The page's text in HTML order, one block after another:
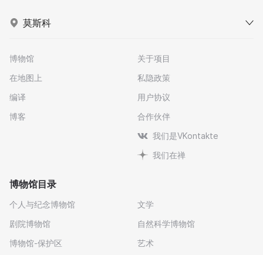
莫斯科
博物馆
在地图上
编译
博客
关于项目
私隐政策
用户协议
合作伙伴
我们是VKontakte
我们在禅
博物馆目录
个人与纪念博物馆
剧院博物馆
博物馆-保护区
文学
自然科学博物馆
艺术